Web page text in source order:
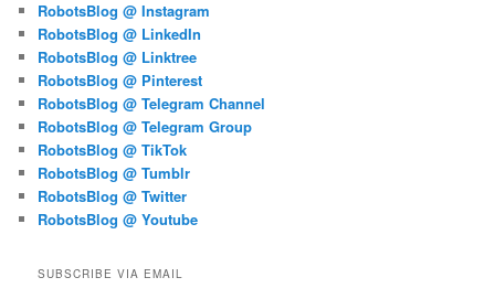
RobotsBlog @ Instagram
RobotsBlog @ LinkedIn
RobotsBlog @ Linktree
RobotsBlog @ Pinterest
RobotsBlog @ Telegram Channel
RobotsBlog @ Telegram Group
RobotsBlog @ TikTok
RobotsBlog @ Tumblr
RobotsBlog @ Twitter
RobotsBlog @ Youtube
SUBSCRIBE VIA EMAIL